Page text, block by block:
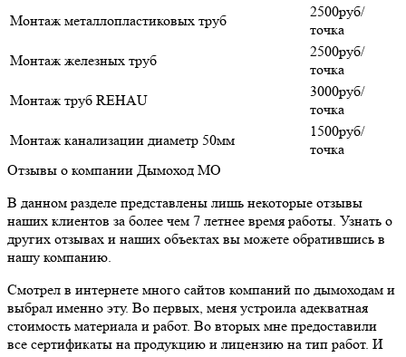
Монтаж металлопластиковых труб
2500руб/
точка
Монтаж железных труб
2500руб/
точка
Монтаж труб REHAU
3000руб/
точка
Монтаж канализации диаметр 50мм
1500руб/
точка
Отзывы о компании Дымоход МО
В данном разделе представлены лишь некоторые отзывы
наших клиентов за более чем 7 летнее время работы. Узнать о
других отзывах и наших объектах вы можете обратившись в
нашу компанию.
Смотрел в интернете много сайтов компаний по дымоходам и
выбрал именно эту. Во первых, меня устроила адекватная
стоимость материала и работ. Во вторых мне предоставили
все сертификаты на продукцию и лицензию на тип работ. И